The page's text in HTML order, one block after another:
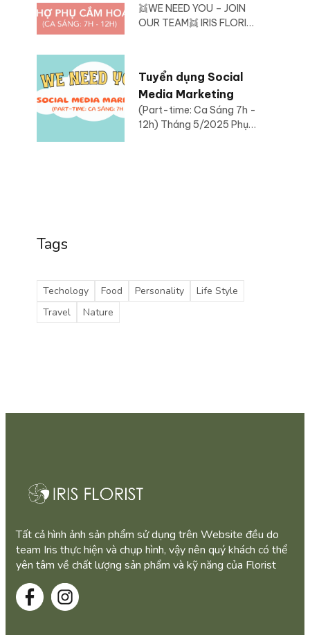
Ca Sáng 7h-12h)
Tháng 10/2025
👯WE NEED YOU – JOIN
OUR TEAM👯 IRIS FLORIST
Tuyển dụng Social
Media Marketing
(Part-time: Ca Sáng 7h -
12h) Tháng 5/2025 Phụ
Tags
Techology Food Personality
Life Style
Travel
Nature
Tất cả hình ảnh sản phẩm sử dụng trên Website đều do
team Iris thực hiện và chụp hình, vậy nên quý khách có thể
yên tâm về chất lượng sản phẩm và kỹ năng của Florist